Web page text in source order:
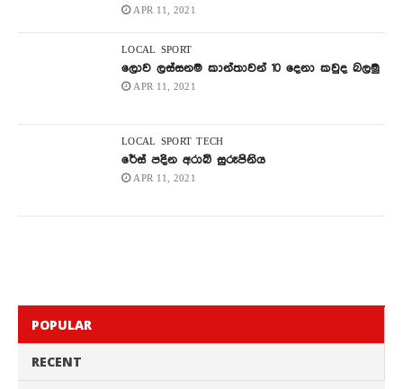
APR 11, 2021
LOCAL SPORT
ලොව ලස්සනම කාන්තාවන් 10 දෙනා කවුද බලමු
APR 11, 2021
LOCAL SPORT TECH
රේස් පදින අරාබි සුරූපිනිය
APR 11, 2021
POPULAR
RECENT